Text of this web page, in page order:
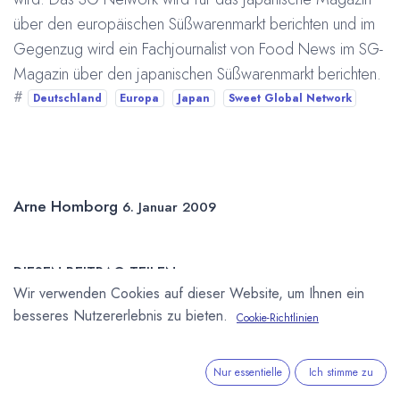
über den europäischen Süßwarenmarkt berichten und im
Gegenzug wird ein Fachjournalist von Food News im SG-
Magazin über den japanischen Süßwarenmarkt berichten.
# Deutschland Europa Japan Sweet Global Network
Arne Homborg 6. Januar 2009
DIESEN BEITRAG TEILEN
Wir verwenden Cookies auf dieser Website, um Ihnen ein
besseres Nutzererlebnis zu bieten.
Cookie-Richtlinien
Nur essentielle Ich stimme zu